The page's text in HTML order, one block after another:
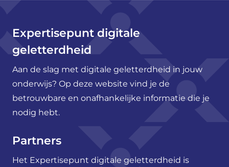
Expertisepunt digitale
geletterdheid
Aan de slag met digitale geletterdheid in jouw
onderwijs? Op deze website vind je de
betrouwbare en onafhankelijke informatie die je
nodig hebt.
Partners
Het Expertisepunt digitale geletterdheid is